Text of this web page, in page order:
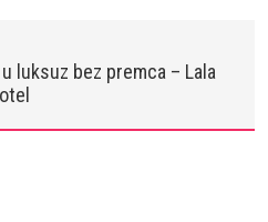
luksuz bez premca – Lala